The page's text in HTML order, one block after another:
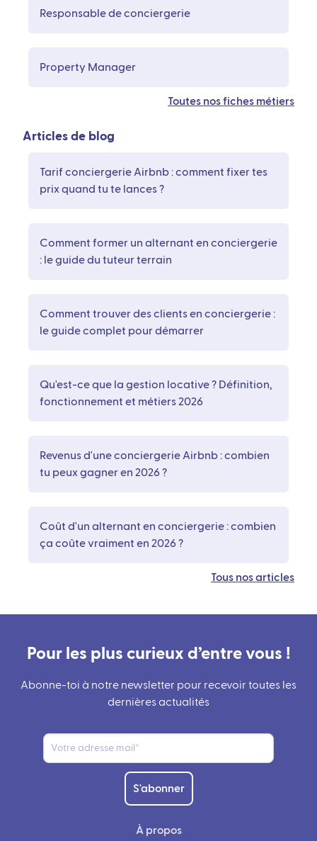
Responsable de conciergerie
Property Manager
Toutes nos fiches métiers
Articles de blog
Tarif conciergerie Airbnb : comment fixer tes
prix quand tu te lances ?
Comment former un alternant en conciergerie
: le guide du tuteur terrain
Comment trouver des clients en conciergerie :
le guide complet pour démarrer
Qu'est-ce que la gestion locative ? Définition,
fonctionnement et métiers 2026
Revenus d'une conciergerie Airbnb : combien
tu peux gagner en 2026 ?
Coût d'un alternant en conciergerie : combien
ça coûte vraiment en 2026 ?
Tous nos articles
Pour les plus curieux d’entre vous !
Abonne-toi à notre newsletter pour recevoir toutes les
dernières actualités
S'abonner
À propos